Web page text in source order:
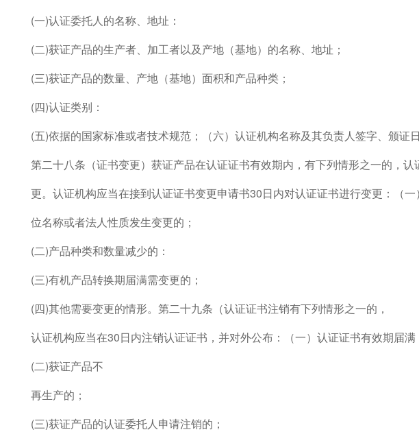
(一)认证委托人的名称、地址：
(二)获证产品的生产者、加工者以及产地（基地）的名称、地址；
(三)获证产品的数量、产地（基地）面积和产品种类；
(四)认证类别：
(五)依据的国家标准或者技术规范；（六）认证机构名称及其负责人签字、颁证日
第二十八条（证书变更）获证产品在认证证书有效期内，有下列情形之一的，
更。认证机构应当在接到认证证书变更申请书30日内对认证证书进行变更：（
位名称或者法人性质发生变更的；
(二)产品种类和数量减少的：
(三)有机产品转换期届满需变更的；
(四)其他需要变更的情形。第二十九条（认证证书注销有下列情形之一的，
认证机构应当在30日内注销认证证书，并对外公布：（一）认证证书有效期届满
(二)获证产品不
再生产的；
(三)获证产品的认证委托人申请注销的；